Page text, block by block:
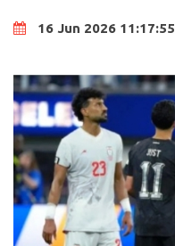
16 Jun 2026 11:17:55